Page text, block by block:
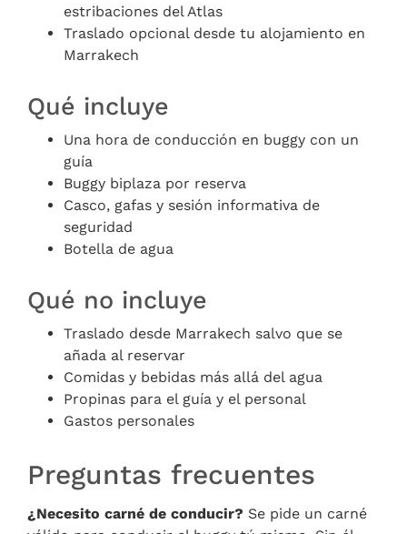
estribaciones del Atlas
Traslado opcional desde tu alojamiento en
Marrakech
Qué incluye
Una hora de conducción en buggy con un
guía
Buggy biplaza por reserva
Casco, gafas y sesión informativa de
seguridad
Botella de agua
Qué no incluye
Traslado desde Marrakech salvo que se
añada al reservar
Comidas y bebidas más allá del agua
Propinas para el guía y el personal
Gastos personales
Preguntas frecuentes
¿Necesito carné de conducir? Se pide un carné